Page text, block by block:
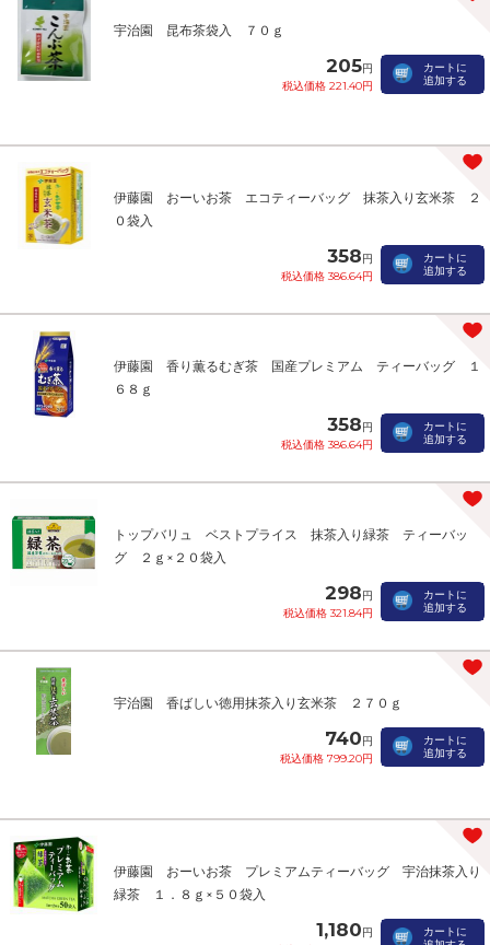
宇治園 昆布茶袋入 ７０ｇ
205円
税込価格 221.40円
カートに
追加する
伊藤園 おーいお茶 エコティーバッグ 抹茶入り玄米茶 ２
０袋入
358円
税込価格 386.64円
カートに
追加する
伊藤園 香り薫るむぎ茶 国産プレミアム ティーバッグ １
６８ｇ
358円
税込価格 386.64円
カートに
追加する
トップバリュ ベストプライス 抹茶入り緑茶 ティーバッ
グ ２ｇ×２０袋入
298円
税込価格 321.84円
カートに
追加する
宇治園 香ばしい徳用抹茶入り玄米茶 ２７０ｇ
740円
税込価格 799.20円
カートに
追加する
伊藤園 おーいお茶 プレミアムティーバッグ 宇治抹茶入り
緑茶 １．８ｇ×５０袋入
1,180円
カートに